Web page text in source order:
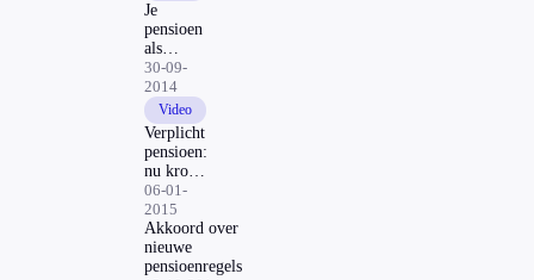
Je
pensioen
als
'toetje':
wat
komt er
straks uit
de
vriezer?
30-09-
2014
Video
Verplicht
pensioen:
nu krom
liggen
voor
later?
06-01-
2015
Akkoord over
nieuwe
pensioenregels